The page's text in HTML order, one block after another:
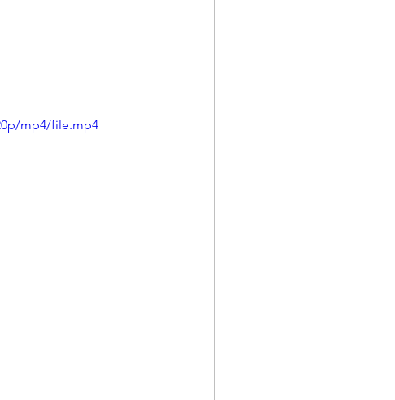
mp4/file.mp4